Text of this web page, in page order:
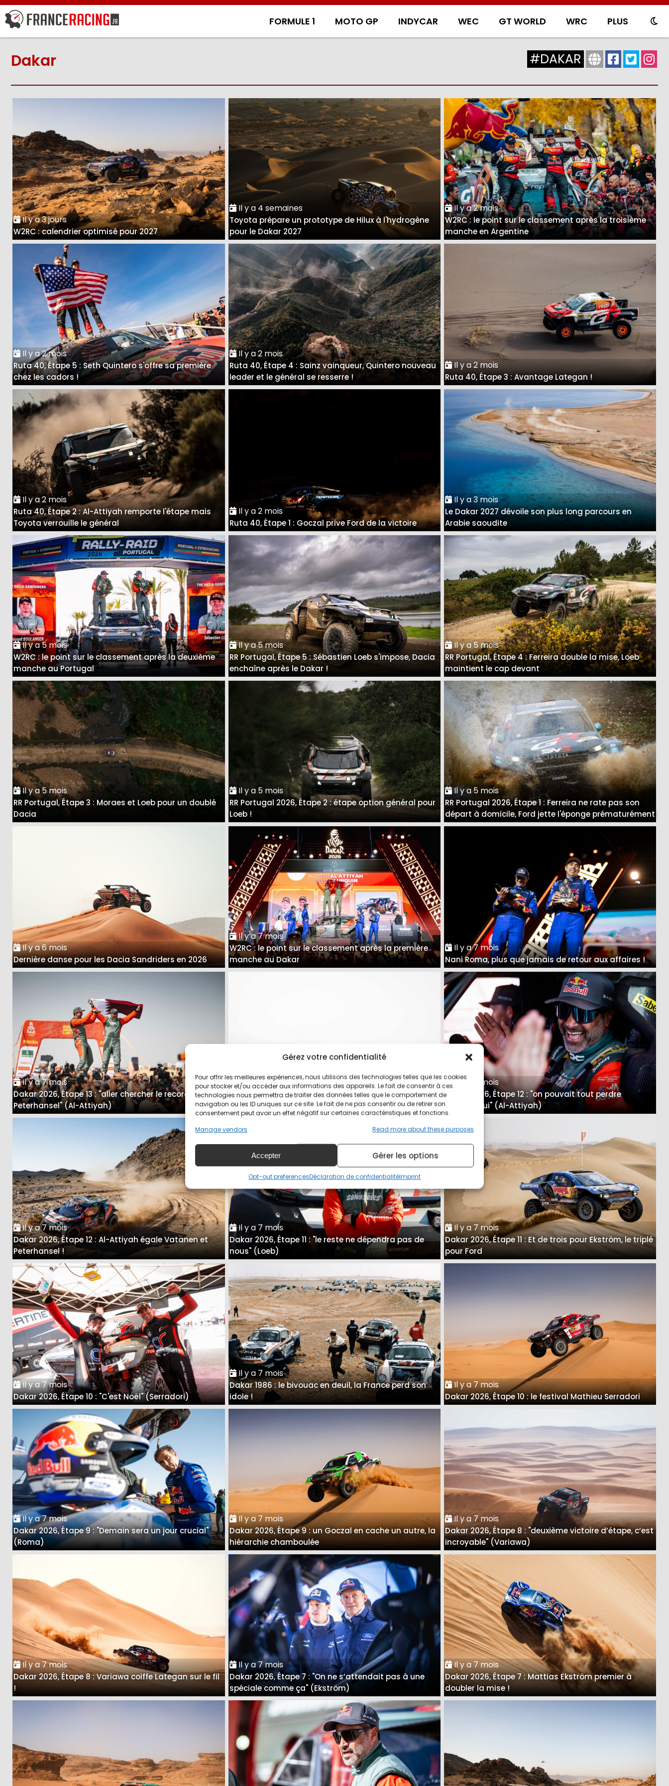
Gérez votre confidentialité
Pour offrir les meilleures expériences, nous utilisons des technologies telles que les cookies
pour stocker et/ou accéder aux informations des appareils. Le fait de consentir à ces
technologies nous permettra de traiter des données telles que le comportement de
navigation ou les ID uniques sur ce site. Le fait de ne pas consentir ou de retirer son
consentement peut avoir un effet négatif sur certaines caractéristiques et fonctions.
Manage vendors
Read more about these purposes
Accepter Gérer les options
Opt-out preferencesDéclaration de confidentialitéImprint
FORMULE 1 MOTO GP INDYCAR WEC GT WORLD WRC PLUS
#DAKAR
Dakar
Il y a 3 jours
W2RC : calendrier optimisé pour 2027
Il y a 4 semaines
Toyota prépare un prototype de Hilux à l'hydrogène
pour le Dakar 2027
Il y a 2 mois
W2RC : le point sur le classement après la troisième
manche en Argentine
Il y a 2 mois
Ruta 40, Étape 5 : Seth Quintero s'offre sa première
chez les cadors !
Il y a 2 mois
Ruta 40, Étape 4 : Sainz vainqueur, Quintero nouveau
leader et le général se resserre !
Il y a 2 mois
Ruta 40, Étape 3 : Avantage Lategan !
Il y a 2 mois
Ruta 40, Étape 2 : Al-Attiyah remporte l'étape mais
Toyota verrouille le général
Il y a 2 mois
Ruta 40, Étape 1 : Goczal prive Ford de la victoire
Il y a 3 mois
Le Dakar 2027 dévoile son plus long parcours en
Arabie saoudite
Il y a 5 mois
W2RC : le point sur le classement après la deuxième
manche au Portugal
Il y a 5 mois
RR Portugal, Étape 5 : Sébastien Loeb s'impose, Dacia
enchaîne après le Dakar !
Il y a 5 mois
RR Portugal, Étape 4 : Ferreira double la mise, Loeb
maintient le cap devant
Il y a 5 mois
RR Portugal, Étape 3 : Moraes et Loeb pour un doublé
Dacia
Il y a 5 mois
RR Portugal 2026, Étape 2 : étape option général pour
Loeb !
Il y a 5 mois
RR Portugal 2026, Étape 1 : Ferreira ne rate pas son
départ à domicile, Ford jette l'éponge prématurément
Il y a 6 mois
Dernière danse pour les Dacia Sandriders en 2026
Il y a 7 mois
W2RC : le point sur le classement après la première
manche au Dakar
Il y a 7 mois
Nani Roma, plus que jamais de retour aux affaires !
Il y a 7 mois
Dakar 2026, Étape 13 : "aller chercher le record de
Peterhansel" (Al-Attiyah)
Il y a 7 mois
Dakar 2026, Étape 13 : Sixième victoire au Dakar pour
Nasser Al-Attiyah !
Il y a 7 mois
Dakar 2026, Étape 12 : "on pouvait tout perdre
aujourd’hui" (Al-Attiyah)
Il y a 7 mois
Dakar 2026, Étape 12 : Al-Attiyah égale Vatanen et
Peterhansel !
Il y a 7 mois
Dakar 2026, Étape 11 : "le reste ne dépendra pas de
nous" (Loeb)
Il y a 7 mois
Dakar 2026, Étape 11 : Et de trois pour Ekström, le triplé
pour Ford
Il y a 7 mois
Dakar 2026, Étape 10 : "C'est Noël" (Serradori)
Il y a 7 mois
Dakar 1986 : le bivouac en deuil, la France perd son
idole !
Il y a 7 mois
Dakar 2026, Étape 10 : le festival Mathieu Serradori
Il y a 7 mois
Dakar 2026, Étape 9 : "Demain sera un jour crucial"
(Roma)
Il y a 7 mois
Dakar 2026, Étape 9 : un Goczal en cache un autre, la
hiérarchie chamboulée
Il y a 7 mois
Dakar 2026, Étape 8 : "deuxième victoire d’étape, c’est
incroyable" (Variawa)
Il y a 7 mois
Dakar 2026, Étape 8 : Variawa coiffe Lategan sur le fil
!
Il y a 7 mois
Dakar 2026, Étape 7 : "On ne s’attendait pas à une
spéciale comme ça" (Ekström)
Il y a 7 mois
Dakar 2026, Étape 7 : Mattias Ekström premier à
doubler la mise !